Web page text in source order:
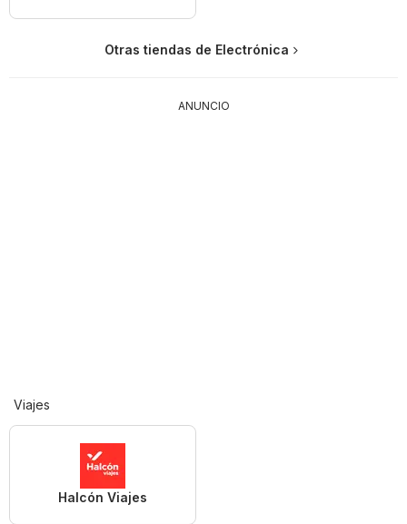
Otras tiendas de Electrónica
ANUNCIO
Viajes
Halcón Viajes